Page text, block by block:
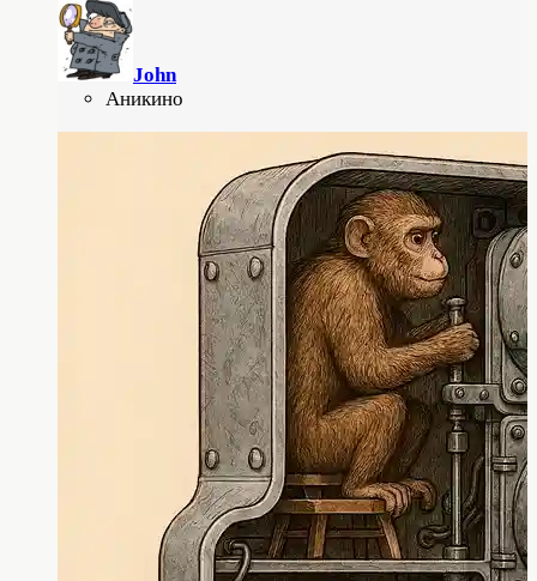
John
Аникино